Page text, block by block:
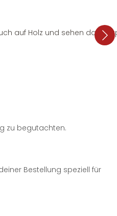
auf Holz und sehen dazu
zu begutachten.
Bestellung speziell für